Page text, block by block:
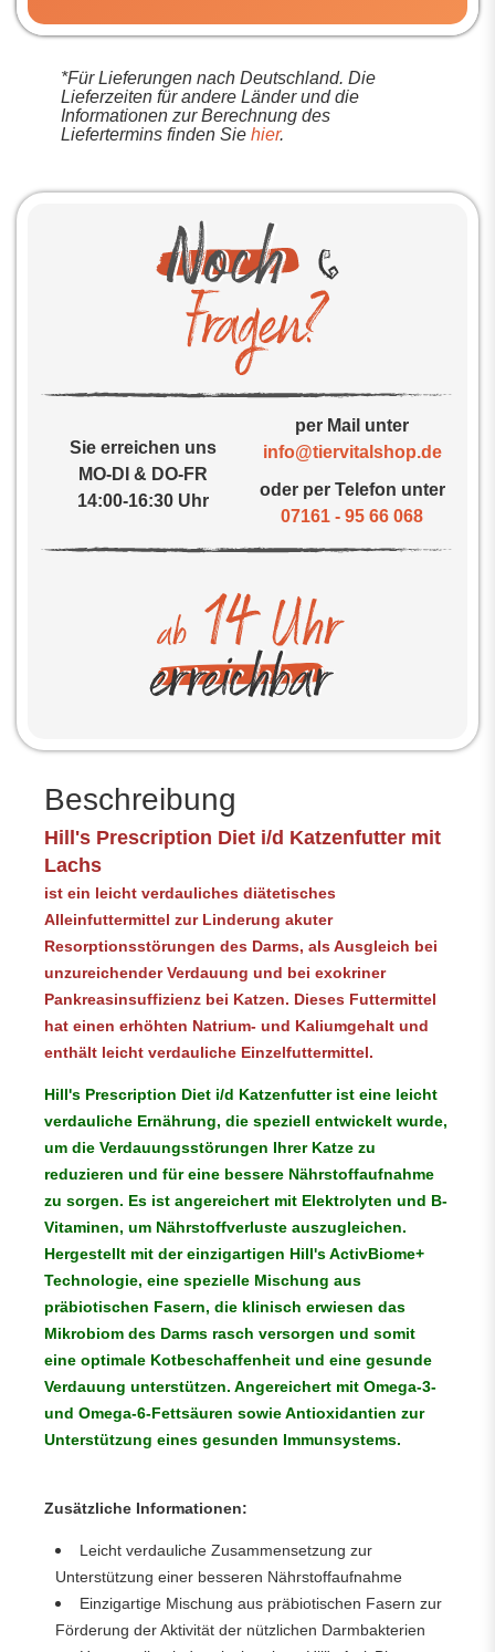
*Für Lieferungen nach Deutschland. Die
Lieferzeiten für andere Länder und die
Informationen zur Berechnung des
Liefertermins finden Sie hier.
Sie erreichen uns
MO-DI & DO-FR
14:00-16:30 Uhr
per Mail unter
info@tiervitalshop.de
oder per Telefon unter
07161 - 95 66 068
Beschreibung
Hill's Prescription Diet i/d Katzenfutter mit
Lachs
ist ein leicht verdauliches diätetisches
Alleinfuttermittel zur Linderung akuter
Resorptionsstörungen des Darms, als Ausgleich bei
unzureichender Verdauung und bei exokriner
Pankreasinsuffizienz bei Katzen. Dieses Futtermittel
hat einen erhöhten Natrium- und Kaliumgehalt und
enthält leicht verdauliche Einzelfuttermittel.
Hill's Prescription Diet i/d Katzenfutter ist eine leicht
verdauliche Ernährung, die speziell entwickelt wurde,
um die Verdauungsstörungen Ihrer Katze zu
reduzieren und für eine bessere Nährstoffaufnahme
zu sorgen. Es ist angereichert mit Elektrolyten und B-
Vitaminen, um Nährstoffverluste auszugleichen.
Hergestellt mit der einzigartigen Hill's ActivBiome+
Technologie, eine spezielle Mischung aus
präbiotischen Fasern, die klinisch erwiesen das
Mikrobiom des Darms rasch versorgen und somit
eine optimale Kotbeschaffenheit und eine gesunde
Verdauung unterstützen. Angereichert mit Omega-3-
und Omega-6-Fettsäuren sowie Antioxidantien zur
Unterstützung eines gesunden Immunsystems.
Zusätzliche Informationen:
Leicht verdauliche Zusammensetzung zur
Unterstützung einer besseren Nährstoffaufnahme
Einzigartige Mischung aus präbiotischen Fasern zur
Förderung der Aktivität der nützlichen Darmbakterien